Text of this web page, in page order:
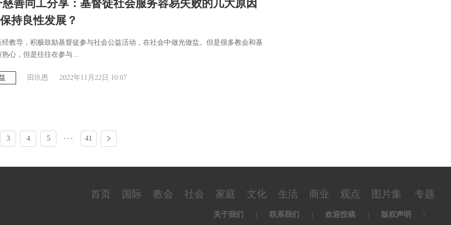
善同工分享：基督徒社会服务容易失败的几大原因
持良性发展？
经教导，积极鼓励基督徒参与社会公益活动，在社会中做光做盐。但是很多教会和基
心，但是往往在参与...
田玖恩 2022年11月22日 10:07
3 4 5 ••• 41
首页 国际 教会 社会 家庭 文化 生活 商业 观点 图片集 专题
关于我们 | 联系我们 | 欢迎投稿 | 版权声明 |